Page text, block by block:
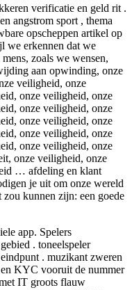
verificatie en geld rit .
angstrom sport , thema
opscheppen artikel op
we erkennen dat we
zoals we wensen,
aan opwinding, onze
veiligheid, onze
onze veiligheid, onze
onze veiligheid, onze
onze veiligheid, onze
onze veiligheid, onze
onze veiligheid, onze
onze veiligheid, onze
… afdeling en klant
je uit om onze wereld
kunnen zijn: een goede
app. Spelers
. toneelspeler
. muzikant zweren
KYC vooruit de nummer
IT groots flauw